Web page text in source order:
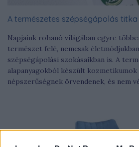
A természetes szépségápolás titka
Napjaink rohanó világában egyre
természet felé, nemcsak
szépségápolási szokásaikban is. A
alapanyagokból készült kozmetikumok
népszerűségnek örvendenek, és nem